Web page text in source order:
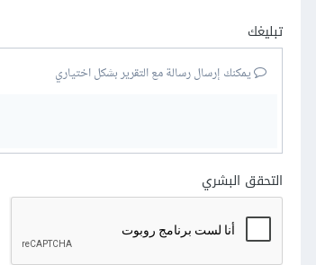
تبليغك
يمكنك إرسال رسالة مع التقرير بشكل اختياري
التحقق البشري